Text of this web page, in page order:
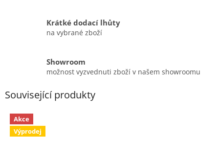
Krátké dodací lhůty
na vybrané zboží
Showroom
možnost vyzvednuti zboží v našem showroomu
Související produkty
Akce
Výprodej